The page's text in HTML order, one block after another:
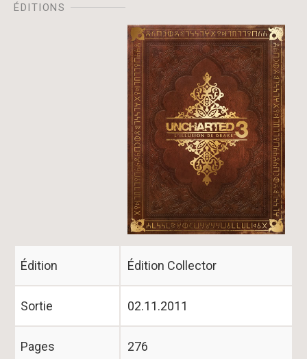
ÉDITIONS
Édition Édition Collector
Sortie 02.11.2011
Pages 276